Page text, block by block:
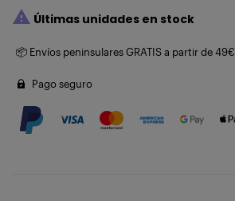
 Últimas unidades en stock
📦 Envíos peninsulares GRATIS a partir de 49€
Pago seguro